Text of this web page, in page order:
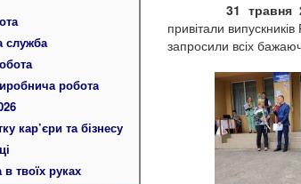
служба
робота
кар’єри та бізнесу
твоїх руках
31 травня
привітали
запросили всіх